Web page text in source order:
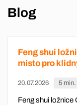
Blog
Feng shui
místo pro
20.07.2026 5
Feng shui ložnice